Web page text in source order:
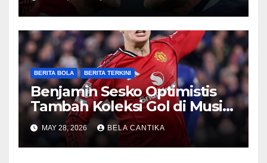
BERITA BOLA BERITA TERKINI
Benjamin Sesko Optimistis
Tambah Koleksi Gol di Musim
2026/27
MAY 28, 2026 BELA CANTIKA